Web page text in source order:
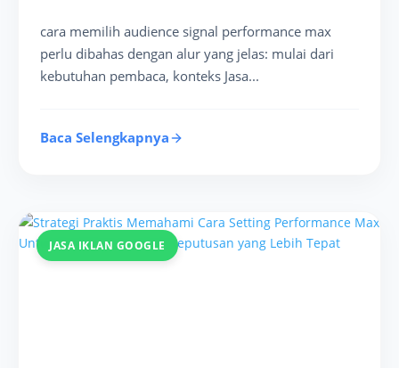
cara memilih audience signal performance max
perlu dibahas dengan alur yang jelas: mulai dari
kebutuhan pembaca, konteks Jasa...
Baca Selengkapnya
JASA IKLAN GOOGLE